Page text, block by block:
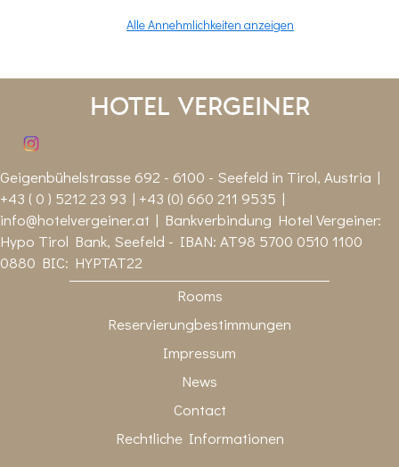
Alle Annehmlichkeiten anzeigen
Hotel Vergeiner
Geigenbühelstrasse 692 - 6100 - Seefeld in Tirol, Austria |
+43 ( 0 ) 5212 23 93 | +43 (0) 660 211 9535 |
info@hotelvergeiner.at | Bankverbindung Hotel Vergeiner:
Hypo Tirol Bank, Seefeld - IBAN: AT98 5700 0510 1100
0880 BIC: HYPTAT22
Rooms
Reservierungbestimmungen
Impressum
News
Contact
Rechtliche Informationen